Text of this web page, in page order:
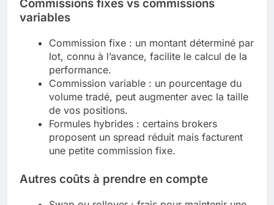
Commissions fixes vs commissions
variables
Commission fixe : un montant déterminé par
lot, connu à l’avance, facilite le calcul de la
performance.
Commission variable : un pourcentage du
volume tradé, peut augmenter avec la taille
de vos positions.
Formules hybrides : certains brokers
proposent un spread réduit mais facturent
une petite commission fixe.
Autres coûts à prendre en compte